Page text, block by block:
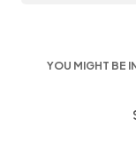
YOU MIGHT BE